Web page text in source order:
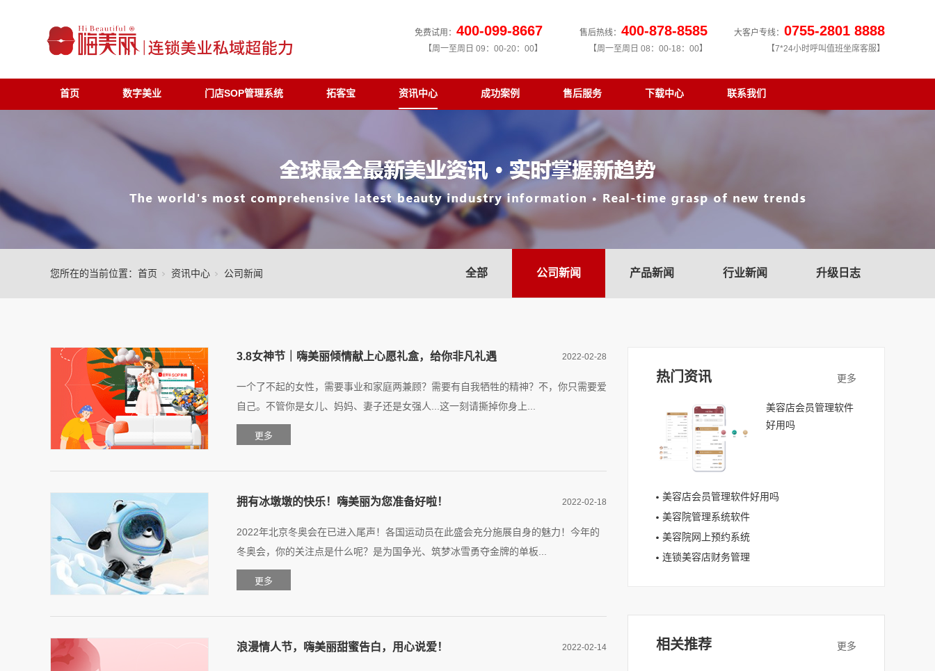
大客户专线： 0755-2801 8888
【7*24小时呼叫值班坐席客服】
售后热线： 400-878-8585
【周一至周日 08：00-18：00】
免费试用： 400-099-8667
【周一至周日 09：00-20：00】
首页 数字美业 门店SOP管理系统 拓客宝 资讯中心 成功案例 售后服务 下载中心 联系我们
全部 公司新闻 产品新闻 行业新闻 升级日志
您所在的当前位置： 首页 资讯中心 公司新闻
3.8女神节｜嗨美丽倾情献上心愿礼盒，给你非凡礼遇
一个了不起的女性，需要事业和家庭两兼顾？需要有自我牺牲的精神？不，你只需要爱
自己。不管你是女儿、妈妈、妻子还是女强人...这一刻请撕掉你身上...
2022-02-28
拥有冰墩墩的快乐！嗨美丽为您准备好啦！
2022年北京冬奥会在已进入尾声！各国运动员在此盛会充分施展自身的魅力！今年的
冬奥会，你的关注点是什么呢？是为国争光、筑梦冰雪勇夺金牌的单板...
2022-02-18
浪漫情人节，嗨美丽甜蜜告白，用心说爱！ 2022-02-14
热门资讯
美容店会员管理软件
好用吗
美容店会员管理软件好用吗
美容院管理系统软件
美容院网上预约系统
连锁美容店财务管理
相关推荐